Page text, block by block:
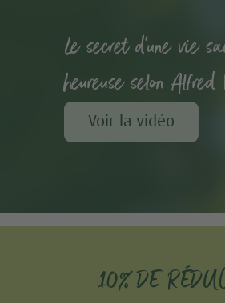
Le secret d'une vie
heureuse selon Alfred
Voir la vidéo
10% DE